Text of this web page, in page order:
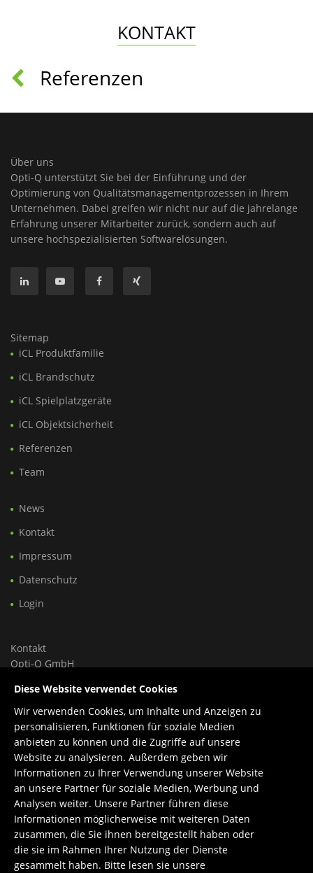
KONTAKT
Referenzen
Über uns
Opti-Q unterstützt Sie bei der Einführung und der
Optimierung von Qualitätsmanagementprozessen in Ihrem
Unternehmen. Dabei greifen wir nicht nur auf die jahrelange
Erfahrung unserer Mitarbeiter zurück, sondern auch auf
unsere hochspezialisierten Softwarelösungen.
Sitemap
iCL Produktfamilie
iCL Brandschutz
iCL Spielplatzgeräte
iCL Objektsicherheit
Referenzen
Team
News
Kontakt
Impressum
Datenschutz
Login
Kontakt
Opti-Q GmbH
1030 Wien, Österreich
Tel.: +43 699 150 84 588
Support: +43 660 1960 270
E-Mail:office@opti-q.com
Support:support@opti-q.com
Diese Website verwendet Cookies
Wir verwenden Cookies, um Inhalte und Anzeigen zu
personalisieren, Funktionen für soziale Medien
anbieten zu können und die Zugriffe auf unsere
Website zu analysieren. Außerdem geben wir
Informationen zu Ihrer Verwendung unserer Website
an unsere Partner für soziale Medien, Werbung und
Analysen weiter. Unsere Partner führen diese
Informationen möglicherweise mit weiteren Daten
zusammen, die Sie ihnen bereitgestellt haben oder
die sie im Rahmen Ihrer Nutzung der Dienste
gesammelt haben. Bitte lesen sie unsere